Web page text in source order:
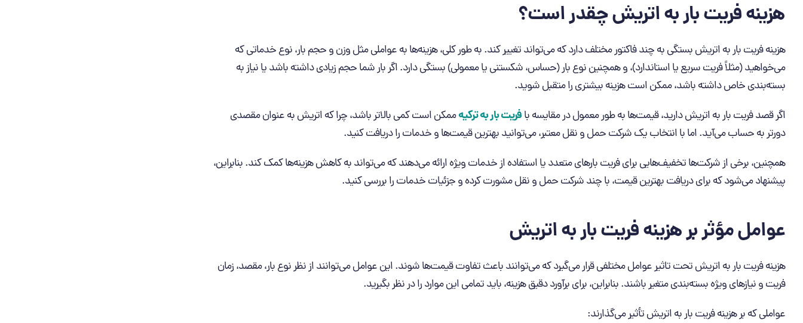
هزینه فریت بار به اتریش چقدر است؟
هزینه فریت بار به اتریش بستگی به چند فاکتور مختلف دارد که می‌تواند تغییر کند. به طور کلی، هزینه‌ها به عواملی مثل وزن و حجم بار، نوع خدماتی که
می‌خواهید (مثلاً فریت سریع یا استاندارد)، و همچنین نوع بار (حساس، شکستنی یا معمولی) بستگی دارد. اگر بار شما حجم زیادی داشته باشد یا نیاز به
بسته‌بندی خاص داشته باشد، ممکن است هزینه بیشتری را متقبل شوید.
اگر قصد فریت بار به اتریش دارید، قیمت‌ها به طور معمول در مقایسه بافریت بار به ترکیهممکن است کمی بالاتر باشد، چرا که اتریش به عنوان مقصدی
دورتر به حساب می‌آید. اما با انتخاب یک شرکت حمل و نقل معتبر، می‌توانید بهترین قیمت‌ها و خدمات را دریافت کنید.
همچنین، برخی از شرکت‌ها تخفیف‌هایی برای فریت بارهای متعدد یا استفاده از خدمات ویژه ارائه می‌دهند که می‌تواند به کاهش هزینه‌ها کمک کند. بنابراین،
پیشنهاد می‌شود که برای دریافت بهترین قیمت، با چند شرکت حمل و نقل مشورت کرده و جزئیات خدمات را بررسی کنید.
عوامل مؤثر بر هزینه فریت بار به اتریش
هزینه فریت بار به اتریش تحت تاثیر عوامل مختلفی قرار می‌گیرد که می‌توانند باعث تفاوت قیمت‌ها شوند. این عوامل می‌توانند از نظر نوع بار، مقصد، زمان
فریت و نیازهای ویژه بسته‌بندی متغیر باشند. بنابراین، برای برآورد دقیق هزینه، باید تمامی این موارد را در نظر بگیرید.
عواملی که بر هزینه فریت بار به اتریش تأثیر می‌گذارند: